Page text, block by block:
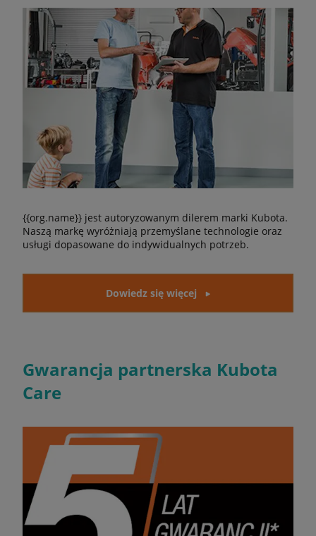
{{org.name}} jest autoryzowanym dilerem marki Kubota.
Naszą markę wyróżniają przemyślane technologie oraz
usługi dopasowane do indywidualnych potrzeb.
Dowiedz się więcej
Gwarancja partnerska Kubota
Care